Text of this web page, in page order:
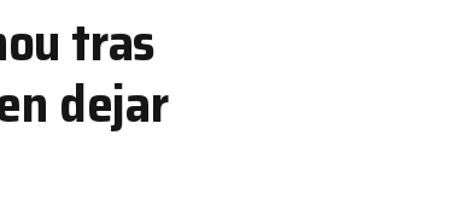
tras
dejar